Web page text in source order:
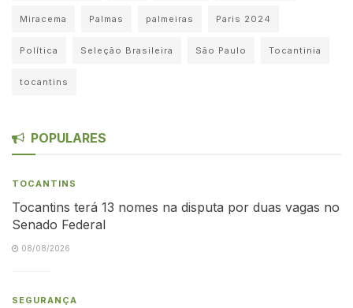
Miracema Palmas palmeiras Paris 2024
Política Seleção Brasileira São Paulo Tocantinia
tocantins
POPULARES
TOCANTINS
Tocantins terá 13 nomes na disputa por duas vagas no
Senado Federal
08/08/2026
SEGURANÇA